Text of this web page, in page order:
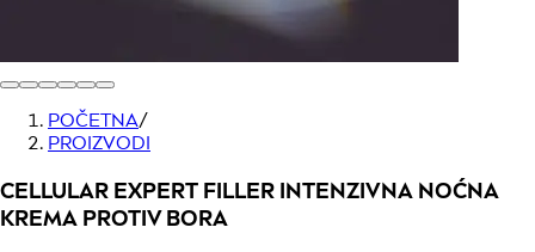
POČETNA/
PROIZVODI
CELLULAR EXPERT FILLER INTENZIVNA NOĆNA
KREMA PROTIV BORA